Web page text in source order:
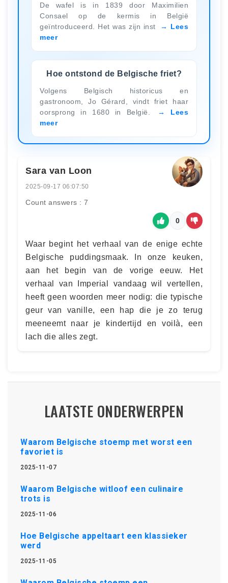
De wafel is in 1839 door Maximilien
Consael op de kermis in België
geïntroduceerd. Het was zijn inst
Lees
meer
Hoe ontstond de Belgische friet?
Volgens Belgisch historicus en
gastronoom, Jo Gérard, vindt friet haar
oorsprong in 1680 in België.
Lees
meer
Sara van Loon
2025-09-17 06:07:50
Count answers : 7
0
Waar begint het verhaal van de enige echte
Belgische puddingsmaak. In onze keuken,
aan het begin van de vorige eeuw. Het
verhaal van Imperial vandaag wil vertellen,
heeft geen woorden meer nodig: die typische
geur van vanille, een hap die je zo terug
meeneemt naar je kindertijd en voilà, een
lach die alles zegt.
LAATSTE ONDERWERPEN
Waarom Belgische stoemp met worst een
favoriet is
2025-11-07
Waarom Belgische witloof een culinaire
trots is
2025-11-06
Hoe Belgische appeltaart een klassieker
werd
2025-11-05